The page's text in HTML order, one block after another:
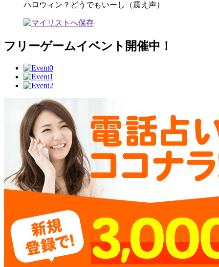
ハロウィン？どうでもいーし（震え声）
フリーゲームイベント開催中！